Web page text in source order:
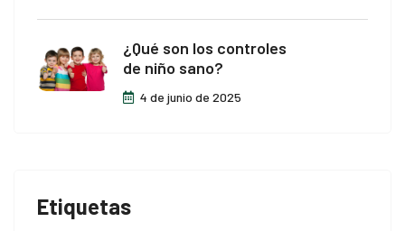
¿Qué son los controles
de niño sano?
4 de junio de 2025
Etiquetas